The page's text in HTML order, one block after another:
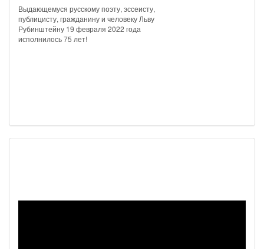
Выдающемуся русскому поэту, эссеисту,
публицисту, гражданину и человеку Льву
Рубинштейну 19 февраля 2022 года
исполнилось 75 лет!